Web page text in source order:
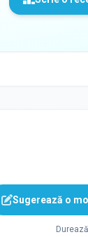
Sugerează o